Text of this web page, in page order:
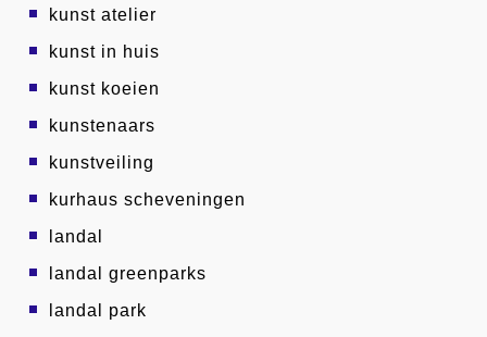
kunst atelier
kunst in huis
kunst koeien
kunstenaars
kunstveiling
kurhaus scheveningen
landal
landal greenparks
landal park